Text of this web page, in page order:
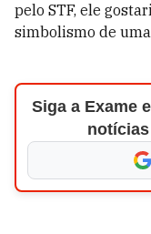
pelo STF, ele
simbolismo de
Siga a Exame